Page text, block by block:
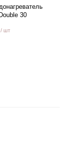
30
/ шт